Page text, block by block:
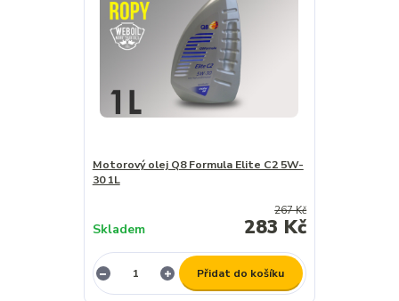
Motorový olej Q8 Formula Elite C2 5W-
30 1L
267 Kč
283 Kč
Skladem
Přidat do košíku